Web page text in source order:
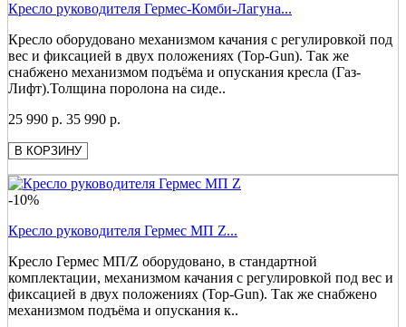
Кресло руководителя Гермес-Комби-Лагуна...
Кресло оборудовано механизмом качания с регулировкой под
вес и фиксацией в двух положениях (Top-Gun). Так же
снабжено механизмом подъёма и опускания кресла (Газ-
Лифт).Толщина поролона на сиде..
25 990 р. 35 990 р.
В КОРЗИНУ
-10%
Кресло руководителя Гермес МП Z...
Кресло Гермес МП/Z оборудовано, в стандартной
комплектации, механизмом качания с регулировкой под вес и
фиксацией в двух положениях (Top-Gun). Так же снабжено
механизмом подъёма и опускания к..